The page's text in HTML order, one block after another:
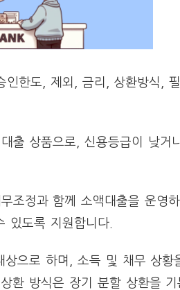
한도, 제외, 금리, 상환방식,
출 상품으로, 신용등급이 낮거
조정과 함께 소액대출을 운영
있도록 지원합니다.
으로 하며, 소득 및 채무 상황
환 방식은 장기 분할 상환을